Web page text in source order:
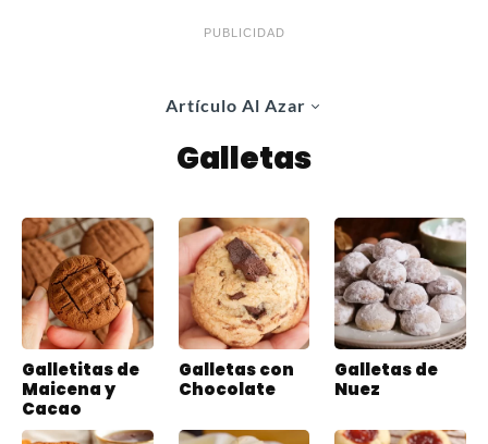
PUBLICIDAD
Artículo Al Azar
Galletas
Galletitas de
Maicena y
Cacao
Galletas con
Chocolate
Galletas de
Nuez